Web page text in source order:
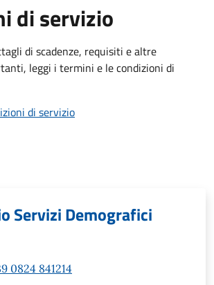
di servizio
di scadenze, requisiti e altre
leggi i termini e le condizioni di
di servizio
Servizi Demografici
0824 841214